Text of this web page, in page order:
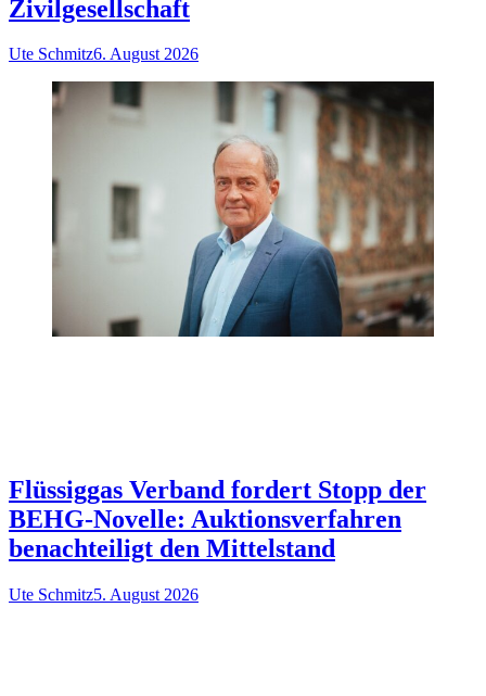
Zivilgesellschaft
Ute Schmitz6. August 2026
Flüssiggas Verband fordert Stopp der
BEHG-Novelle: Auktionsverfahren
benachteiligt den Mittelstand
Ute Schmitz5. August 2026